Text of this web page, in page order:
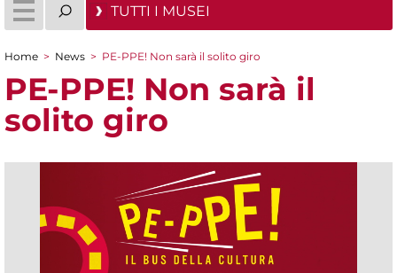
TUTTI I MUSEI
Tu sei qui
Home > News > PE-PPE! Non sarà il solito giro
PE-PPE! Non sarà il
solito giro